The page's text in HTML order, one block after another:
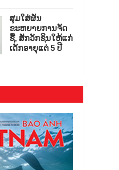
ສຸມໃສ່ຜັນ
ຂະຫຍາຍການຈັດ
ຊື້, ສັກວັກຊິນໃຫ້ແກ່
ເດັກອາຍຸແຕ່ 5 ປີ